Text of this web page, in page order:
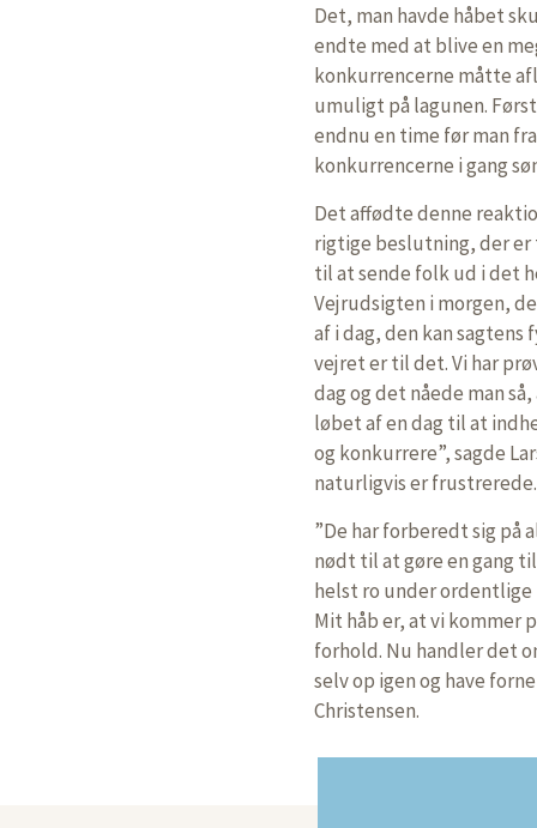
Det, man havde håbet
endte med at blive en
konkurrencerne måtte
umuligt på lagunen.
endnu en time før man
konkurrencerne i gang
Det affødte denne
rigtige beslutning, der er
til at sende folk ud i det
Vejrudsigten i morgen,
af i dag, den kan sagtens
vejret er til det. Vi har
dag og det nåede man
løbet af en dag til at
og konkurrere”, sagde
naturligvis er frustrerede.
”De har forberedt sig på
nødt til at gøre en gang
helst ro under ordentlige
Mit håb er, at vi kommer
forhold. Nu handler det
selv op igen og have
Christensen.